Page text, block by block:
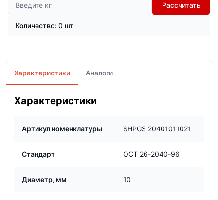
Рассчитать
Количество: 0 шт
Характеристики Аналоги
Характеристики
Артикул номенклатуры SHPGS 20401011021
Стандарт ОСТ 26-2040-96
Диаметр, мм 10